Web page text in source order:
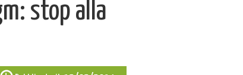
stop alla